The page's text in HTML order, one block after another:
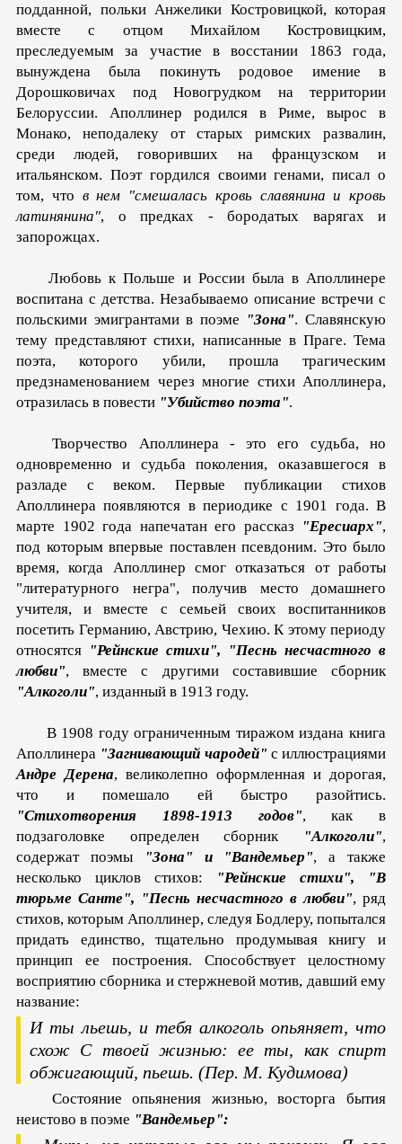
подданной, польки Анжелики Костровицкой, которая
вместе с отцом Михайлом Костровицким,
преследуемым за участие в восстании 1863 года,
вынуждена была покинуть родовое имение в
Дорошковичах под Новогрудком на территории
Белоруссии. Аполлинер родился в Риме, вырос в
Монако, неподалеку от старых римских развалин,
среди людей, говоривших на французском и
итальянском. Поэт гордился своими генами, писал о
том, что в нем "смешалась кровь славянина и кровь
латинянина", о предках - бородатых варягах и
запорожцах.
Любовь к Польше и России была в Аполлинере
воспитана с детства. Незабываемо описание встречи с
польскими эмигрантами в поэме "Зона". Славянскую
тему представляют стихи, написанные в Праге. Тема
поэта, которого убили, прошла трагическим
предзнаменованием через многие стихи Аполлинера,
отразилась в повести "Убийство поэта".
Творчество Аполлинера - это его судьба, но
одновременно и судьба поколения, оказавшегося в
разладе с веком. Первые публикации стихов
Аполлинера появляются в периодике с 1901 года. В
марте 1902 года напечатан его рассказ
"Ересиарх",
под которым впервые поставлен псевдоним. Это было
время, когда Аполлинер смог отказаться от работы
"литературного негра", получив место домашнего
учителя, и вместе с семьей своих воспитанников
посетить Германию, Австрию, Чехию. К этому периоду
относятся "Рейнские стихи", "Песнь несчастного в
любви", вместе с другими составившие сборник
"Алкоголи", изданный в 1913 году.
В 1908 году ограниченным тиражом издана книга
Аполлинера "Загнивающий чародей"с иллюстрациями
Андре Дерена, великолепно оформленная и дорогая,
что и помешало ей быстро разойтись.
"Стихотворения 1898-1913 годов", как в
подзаголовке определен сборник
"Алкоголи",
содержат поэмы"Зона" и "Вандемьер", а также
несколько циклов стихов:
"Рейнские стихи", "В
тюрьме Санте", "Песнь несчастного в любви", ряд
стихов, которым Аполлинер, следуя Бодлеру, попытался
придать единство, тщательно продумывая книгу и
принцип ее построения. Способствует целостному
восприятию сборника и стержневой мотив, давший ему
название:
И ты льешь, и тебя алкоголь опьяняет, что
схож С твоей жизнью: ее ты, как спирт
обжигающий, пьешь. (Пер. М. Кудимова)
Состояние опьянения жизнью, восторга бытия
неистово в поэме "Вандемьер":